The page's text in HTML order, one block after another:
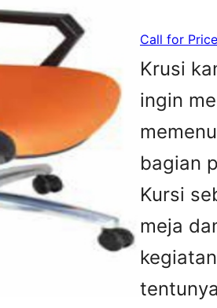
Call for Price
Krusi
ingin
bagian
Kursi
meja